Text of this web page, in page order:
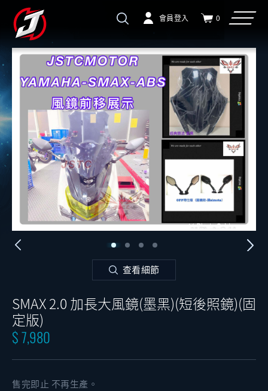
會員登入 0
查看細節
SMAX 2.0 加長大風鏡(墨黑)(短後照鏡)(固
定版)
$ 7,980
售完即止 不再生產。